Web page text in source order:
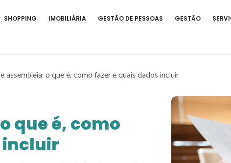
SHOPPING IMOBILIÁRIA GESTÃO DE PESSOAS GESTÃO
assembleia: o que é, como fazer e quais dados incluir
que é, como
incluir